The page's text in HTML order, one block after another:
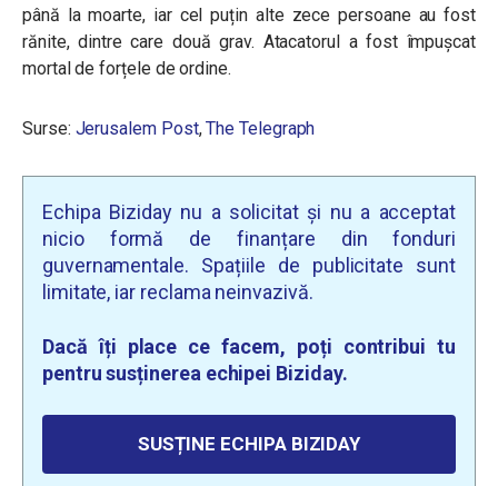
până la moarte, iar cel puțin alte zece persoane au fost
rănite, dintre care două grav. Atacatorul a fost împușcat
mortal de forțele de ordine.
Surse: Jerusalem Post,The Telegraph
Echipa Biziday nu a solicitat și nu a acceptat
nicio formă de finanțare din fonduri
guvernamentale. Spațiile de publicitate sunt
limitate, iar reclama neinvazivă.
Dacă îți place ce facem, poți contribui tu
pentru susținerea echipei Biziday.
SUSȚINE ECHIPA BIZIDAY